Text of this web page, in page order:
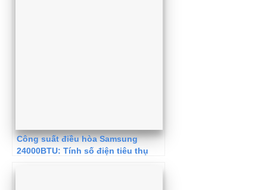
Công suất điều hòa Samsung
24000BTU: Tính số điện tiêu thụ